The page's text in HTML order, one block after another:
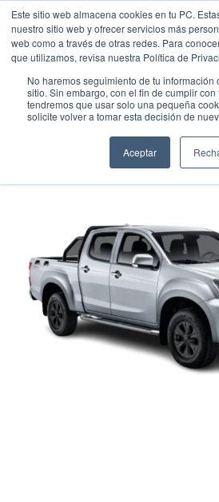
Este sitio web almacena cookies en tu PC.
nuestro sitio web y ofrecer servicios más
web como a través de otras redes. Para
que utilizamos, revisa nuestra Política de
No haremos seguimiento de tu información
sitio. Sin embargo, con el fin de cumplir con
tendremos que usar solo una pequeña
solicite volver a tomar esta decisión de
Aceptar
Tu próximo
empieza aquí.